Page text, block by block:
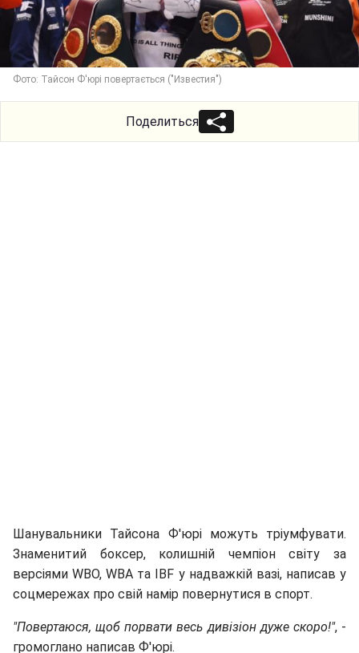
Фото: Тайсон Ф'юрі повертається ("Известия")
Поделиться
Шанувальники Тайсона Ф'юрі можуть тріумфувати.
Знаменитий боксер, колишній чемпіон світу за
версіями WBO, WBA та IBF у надважкій вазі, написав у
соцмережах про свій намір повернутися в спорт.
"Повертаюся, щоб порвати весь дивізіон дуже скоро!", -
громоглано написав Ф'юрі.